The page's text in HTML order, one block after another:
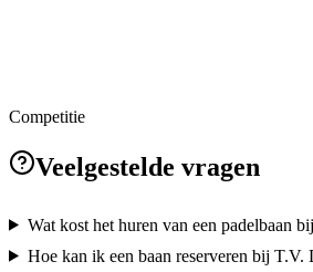
Competitie
Veelgestelde vragen
Wat kost het huren van een padelbaan
Hoe kan ik een baan reserveren bij T.V.